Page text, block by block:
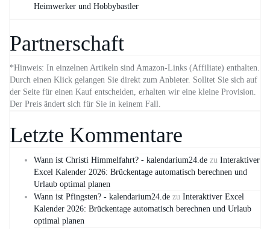
Heimwerker und Hobbybastler
Partnerschaft
*Hinweis: In einzelnen Artikeln sind Amazon-Links (Affiliate) enthalten.
Durch einen Klick gelangen Sie direkt zum Anbieter. Solltet Sie sich auf
der Seite für einen Kauf entscheiden, erhalten wir eine kleine Provision.
Der Preis ändert sich für Sie in keinem Fall.
Letzte Kommentare
Wann ist Christi Himmelfahrt? - kalendarium24.de zu Interaktiver
Excel Kalender 2026: Brückentage automatisch berechnen und
Urlaub optimal planen
Wann ist Pfingsten? - kalendarium24.de zu Interaktiver Excel
Kalender 2026: Brückentage automatisch berechnen und Urlaub
optimal planen